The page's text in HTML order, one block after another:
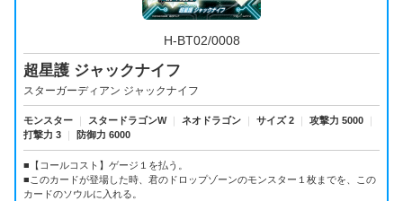
H-BT02/0008
超星護 ジャックナイフ
スターガーディアン ジャックナイフ
モンスター スタードラゴンW ネオドラゴン サイズ 2 攻撃力 5000
打撃力 3
防御力 6000
■【コールコスト】ゲージ１を払う。
■このカードが登場した時、君のドロップゾーンのモンスター１枚までを、この
カードのソウルに入れる。